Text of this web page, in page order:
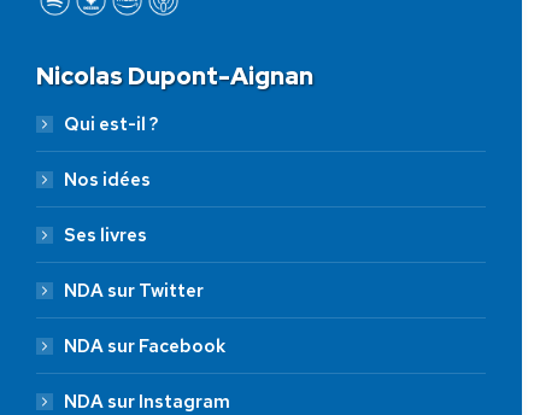
Nicolas Dupont-Aignan
Qui est-il ?
Nos idées
Ses livres
NDA sur Twitter
NDA sur Facebook
NDA sur Instagram